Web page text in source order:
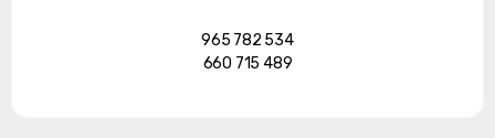
965 782 534
660 715 489